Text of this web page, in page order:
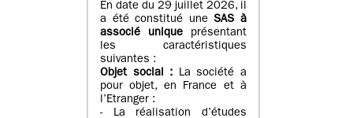
En date du 29 juillet 2026, il
a été constitué uneSAS à
associé unique présentant
les caractéristiques
suivantes :
Objet social : La société a
pour objet, en France et à
l’Etranger :
- La réalisation d’études